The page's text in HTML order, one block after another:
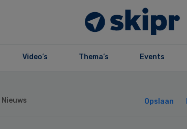
Video’s Thema’s Events
Nieuws Opslaan